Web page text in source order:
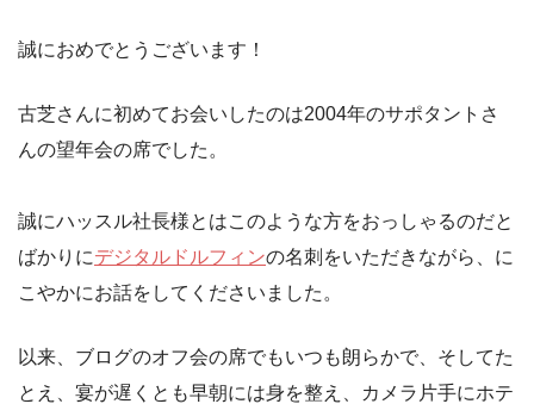
誠におめでとうございます！
古芝さんに初めてお会いしたのは2004年のサポタントさ
んの望年会の席でした。
誠にハッスル社長様とはこのような方をおっしゃるのだと
ばかりにデジタルドルフィンの名刺をいただきながら、に
こやかにお話をしてくださいました。
以来、ブログのオフ会の席でもいつも朗らかで、そしてた
とえ、宴が遅くとも早朝には身を整え、カメラ片手にホテ